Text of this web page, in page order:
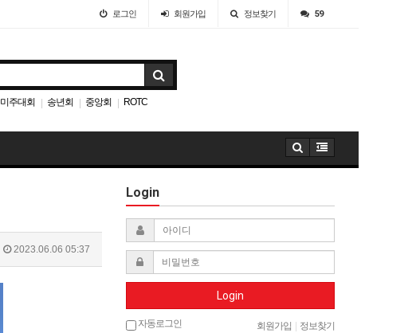
로그인 회원가입 정보찾기 59
미주대회 | 송년회 | 중앙회 | ROTC
2023.06.06 05:37
Login
Login
자동로그인 회원가입 정보찾기